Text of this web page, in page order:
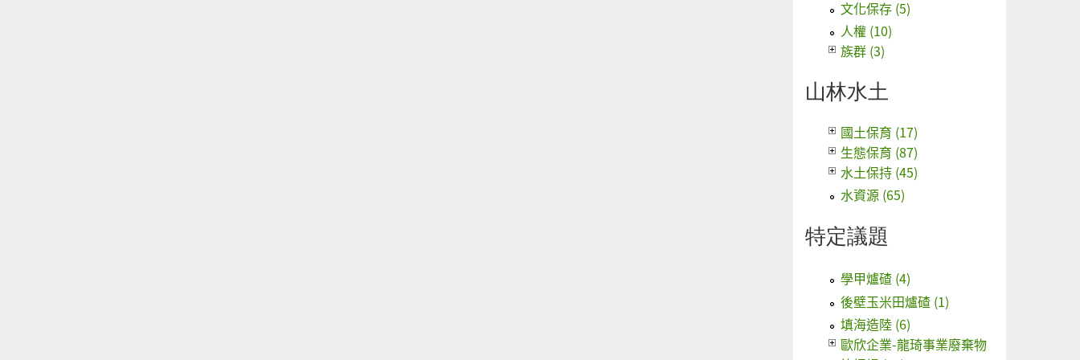
文化保存 (5)
人權 (10)
族群 (3)
山林水土
國土保育 (17)
生態保育 (87)
水土保持 (45)
水資源 (65)
特定議題
學甲爐碴 (4)
後壁玉米田爐碴 (1)
填海造陸 (6)
歐欣企業-龍琦事業廢棄物